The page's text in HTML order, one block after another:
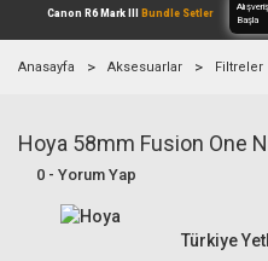
Canon R6 Mark III
Anasayfa Aksesuarlar Filtreler
Hoya 58mm Fusion One
0 - Yorum Yap
Türkiye